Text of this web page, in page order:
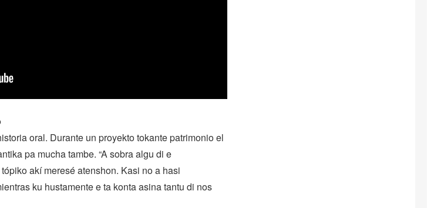
oral. Durante un proyekto tokante patrimonio el
pa mucha tambe. “A sobra algu di e
akí meresé atenshon. Kasi no a hasi
ku hustamente e ta konta asina tantu di nos